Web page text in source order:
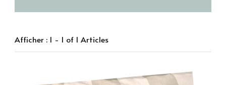
Afficher : 1 - 1 of 1 Articles